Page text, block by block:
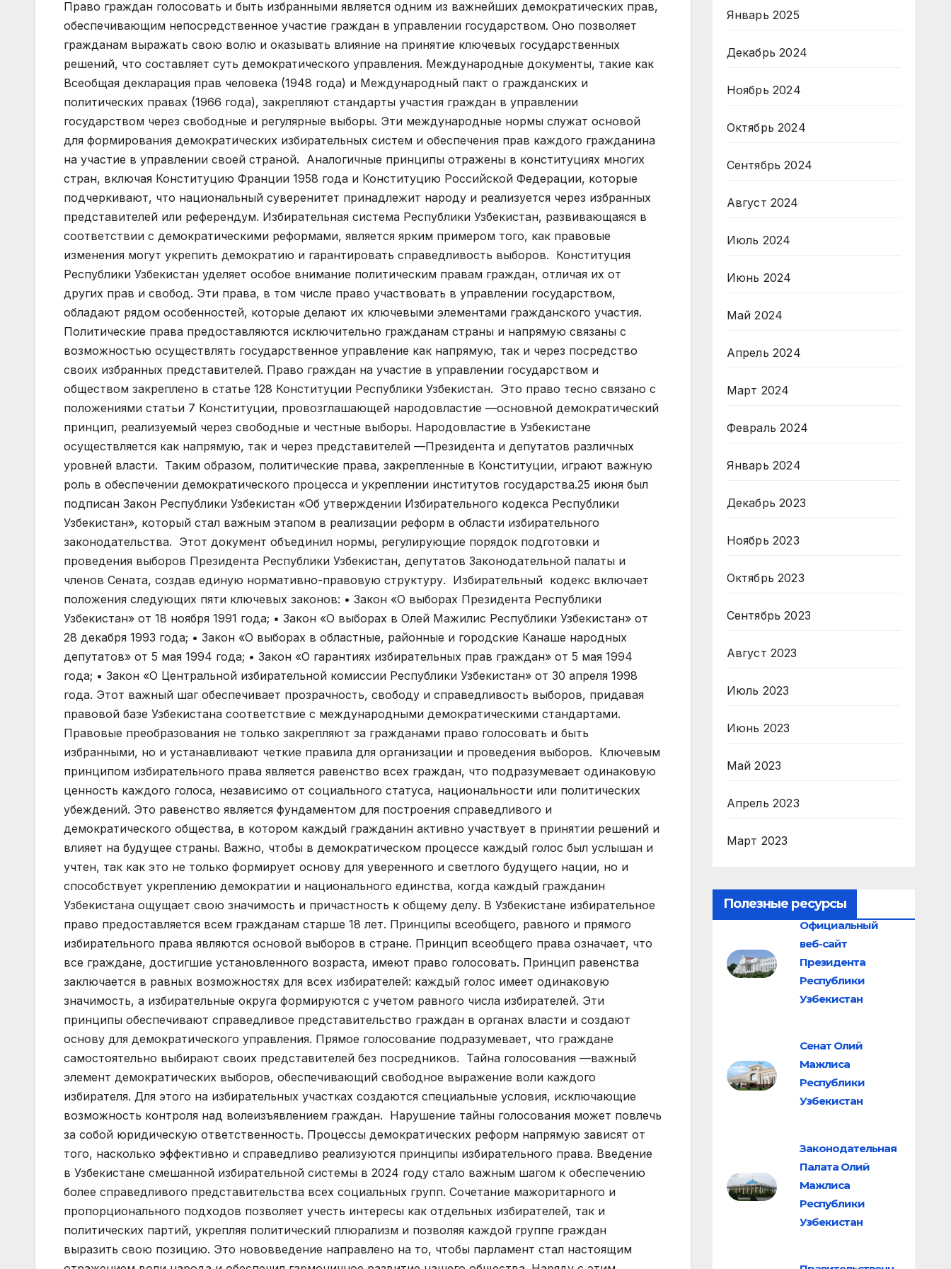
Январь 2025
Декабрь 2024
Ноябрь 2024
Октябрь 2024
Сентябрь 2024
Август 2024
Июль 2024
Июнь 2024
Май 2024
Апрель 2024
Март 2024
Февраль 2024
Январь 2024
Декабрь 2023
Ноябрь 2023
Октябрь 2023
Сентябрь 2023
Август 2023
Июль 2023
Июнь 2023
Май 2023
Апрель 2023
Март 2023
Полезные ресурсы
Официальный
веб-сайт
Президента
Республики
Узбекистан
Сенат Олий
Мажлиса
Республики
Узбекистан
Законодательная
Палата Олий
Мажлиса
Республики
Узбекистан